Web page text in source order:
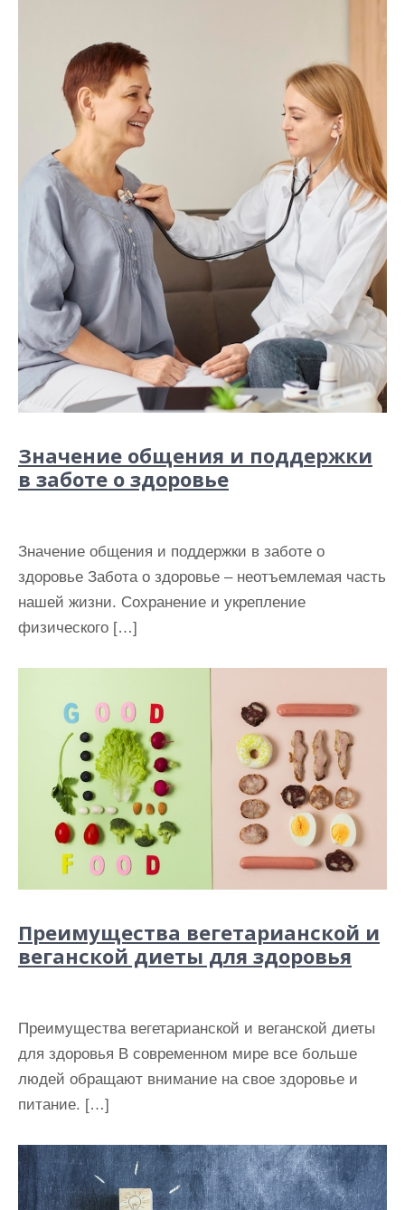
Значение общения и поддержки
в заботе о здоровье
Значение общения и поддержки в заботе о
здоровье Забота о здоровье – неотъемлемая часть
нашей жизни. Сохранение и укрепление
физического […]
Преимущества вегетарианской и
веганской диеты для здоровья
Преимущества вегетарианской и веганской диеты
для здоровья В современном мире все больше
людей обращают внимание на свое здоровье и
питание. […]